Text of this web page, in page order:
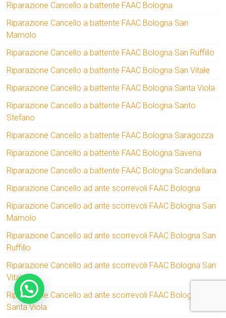
Riparazione Cancello a battente FAAC Bologna
Riparazione Cancello a battente FAAC Bologna San
Mamolo
Riparazione Cancello a battente FAAC Bologna San Ruffillo
Riparazione Cancello a battente FAAC Bologna San Vitale
Riparazione Cancello a battente FAAC Bologna Santa Viola
Riparazione Cancello a battente FAAC Bologna Santo
Stefano
Riparazione Cancello a battente FAAC Bologna Saragozza
Riparazione Cancello a battente FAAC Bologna Savena
Riparazione Cancello a battente FAAC Bologna Scandellara
Riparazione Cancello ad ante scorrevoli FAAC Bologna
Riparazione Cancello ad ante scorrevoli FAAC Bologna San
Mamolo
Riparazione Cancello ad ante scorrevoli FAAC Bologna San
Ruffillo
Riparazione Cancello ad ante scorrevoli FAAC Bologna San
Vitale
Riparazione Cancello ad ante scorrevoli FAAC Bologna
Santa Viola